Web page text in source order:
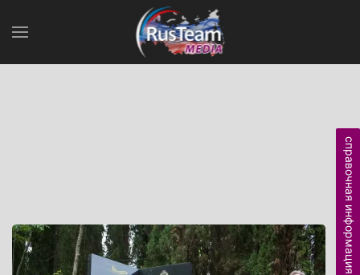
справочная информация